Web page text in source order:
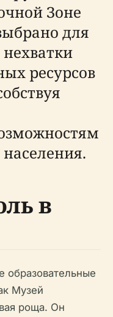
Зоне
для
ресурсов
в
образовательные
Музей
роща. Он